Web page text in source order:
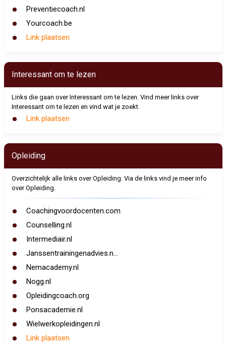
Preventiecoach.nl
Yourcoach.be
Link plaatsen
Interessant om te lezen
Links die gaan over Interessant om te lezen. Vind meer links over
Interessant om te lezen en vind wat je zoekt.
Link plaatsen
Opleiding
Overzichtelijk alle links over Opleiding. Via de links vind je meer info
over Opleiding.
Coachingvoordocenten.com
Counselling.nl
Intermediair.nl
Janssentrainingenadvies.n...
Nemacademy.nl
Nogg.nl
Opleidingcoach.org
Ponsacademie.nl
Wielwerkopleidingen.nl
Link plaatsen